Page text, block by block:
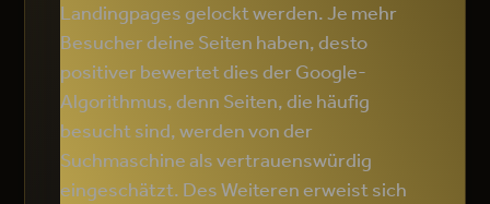
Landingpages gelockt werden. Je mehr
Besucher deine Seiten haben, desto
positiver bewertet dies der Google-
Algorithmus, denn Seiten, die häufig
besucht sind, werden von der
Suchmaschine als vertrauenswürdig
eingeschätzt. Des Weiteren erweist sich